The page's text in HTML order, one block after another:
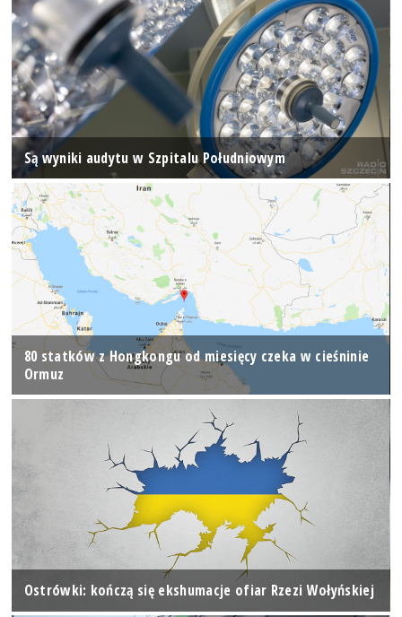
Są wyniki audytu w Szpitalu Południowym
80 statków z Hongkongu od miesięcy czeka w cieśninie
Ormuz
Ostrówki: kończą się ekshumacje ofiar Rzezi Wołyńskiej